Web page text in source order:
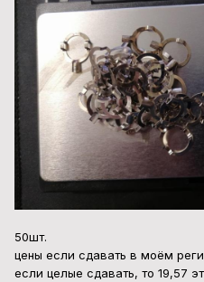
50шт.
цены если сдавать в моём
если целые сдавать, то 19,57